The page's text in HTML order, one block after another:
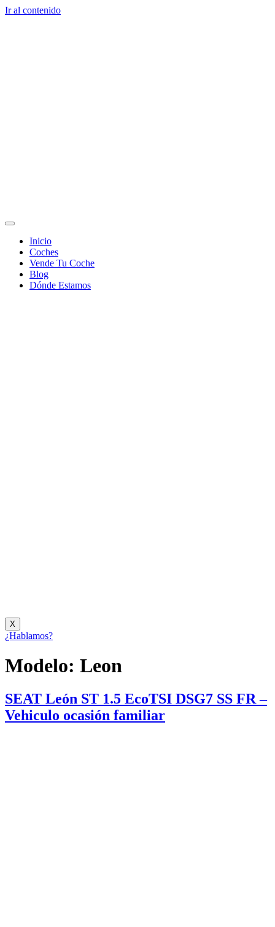
Ir al contenido
Inicio
Coches
Vende Tu Coche
Blog
Dónde Estamos
X
¿Hablamos?
Modelo: Leon
SEAT León ST 1.5 EcoTSI DSG7 SS FR –
Vehiculo ocasión familiar